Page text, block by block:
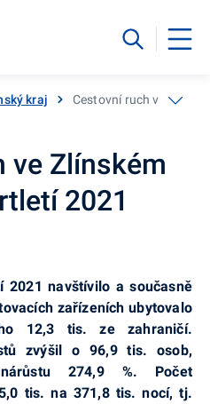
kraj Cestovní ruch ve
ve Zlínském
2021
navštívilo a současně
zařízeních ubytovalo
12,3 tis. ze zahraničí.
zvýšil o 96,9 tis. osob,
274,9 %. Počet
tis. na 371,8 tis. nocí, tj.